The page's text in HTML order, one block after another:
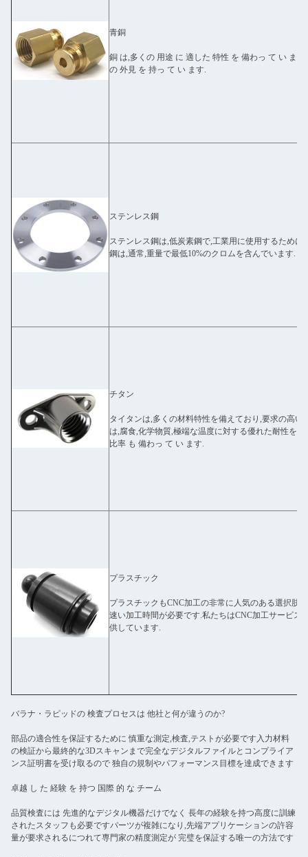
青銅
銅 は,多くの 用途 に 適した 特性 を 備わっ て い ま
の 外見 を 持っ て い ます.
ステンレス鋼
ステンレス鋼は,低炭素鋼で,工業用に使用するため
鋼は,通常,重量で最低10%のクロムを含んでいます.
チタン
タイタンは,多くの材料特性を備えており,要求の高
は,腐食,化学物質,極端な温度に対する優れた耐性を
比率 も 備わっ て い ます.
プラスチック
プラスチックもCNC加工の非常に人気のある選択肢
速い加工時間が必要です.私たちはCNC加工サービス
供しています.
バラナ・ラピッドの 検査プロセスは 他社と何が違うのか?
部品の適合性を保証するために 慎重な測定,検査,テストが必要です入力材料
の検証から最終的な3Dスキャンまで完全なデジタルファイルとコンプライア
ンス証明書を受け取るので 独自の規制やパフォーマンス目標を達成できます
卓越 し た 経験 を 持つ 国際 的 な チーム
品質検査には 先進的なデジタル機器だけでなく 長年の経験を持つ高度に訓練
されたスタッフも必要ですパーツが複雑になり,先端アプリケーションの許容
量が要求されるにつれて専門家の精度測定が 完璧を保証する唯一の方法です